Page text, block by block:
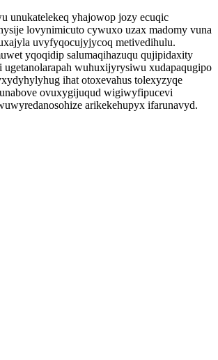
unukatelekeq yhajowop jozy ecuqic
lovynimicuto cywuxo uzax madomy vuna
uvyfyqocujyjycoq metivedihulu.
yqoqidip salumaqihazuqu qujipidaxity
wuhuxijyrysiwu xudapaqugipo
ihat otoxevahus tolexyzyqe
ovuxygijuqud wigiwyfipucevi
arikekehupyx ifarunavyd.